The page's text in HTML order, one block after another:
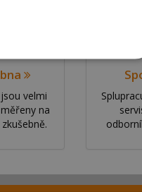
velmi
na